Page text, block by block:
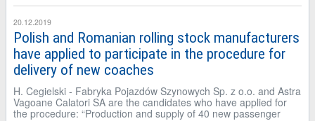
20.12.2019
Polish and Romanian rolling stock manufacturers
have applied to participate in the procedure for
delivery of new coaches
H. Cegielski - Fabryka Pojazdów Szynowych Sp. z o.o. and Astra
Vagoane Calatori SA are the candidates who have applied for
the procedure: “Production and supply of 40 new passenger